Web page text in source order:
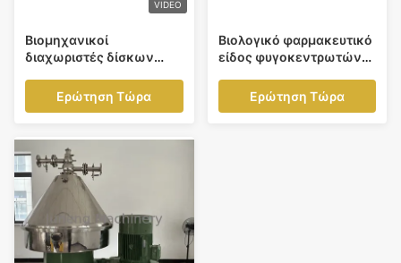
VIDEO
Βιομηχανικοί
διαχωριστές δίσκων
ταχύτητας 6600
περιστροφές/λεπτό με τη
Ερώτηση Τώρα
Βιολογικό φαρμακευτικό
είδος φυγοκεντρωτών
Drive ζωνών
ανοξείδωτου
Ερώτηση Τώρα